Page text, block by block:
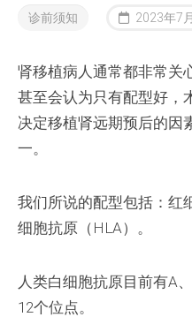
诊前须知 2023年7
肾移植病人通常都非常关
甚至会认为只有配型好，
决定移植肾远期预后的因
一。
我们所说的配型包括：红
细胞抗原（HLA）。
人类白细胞抗原目前有A
12个位点。